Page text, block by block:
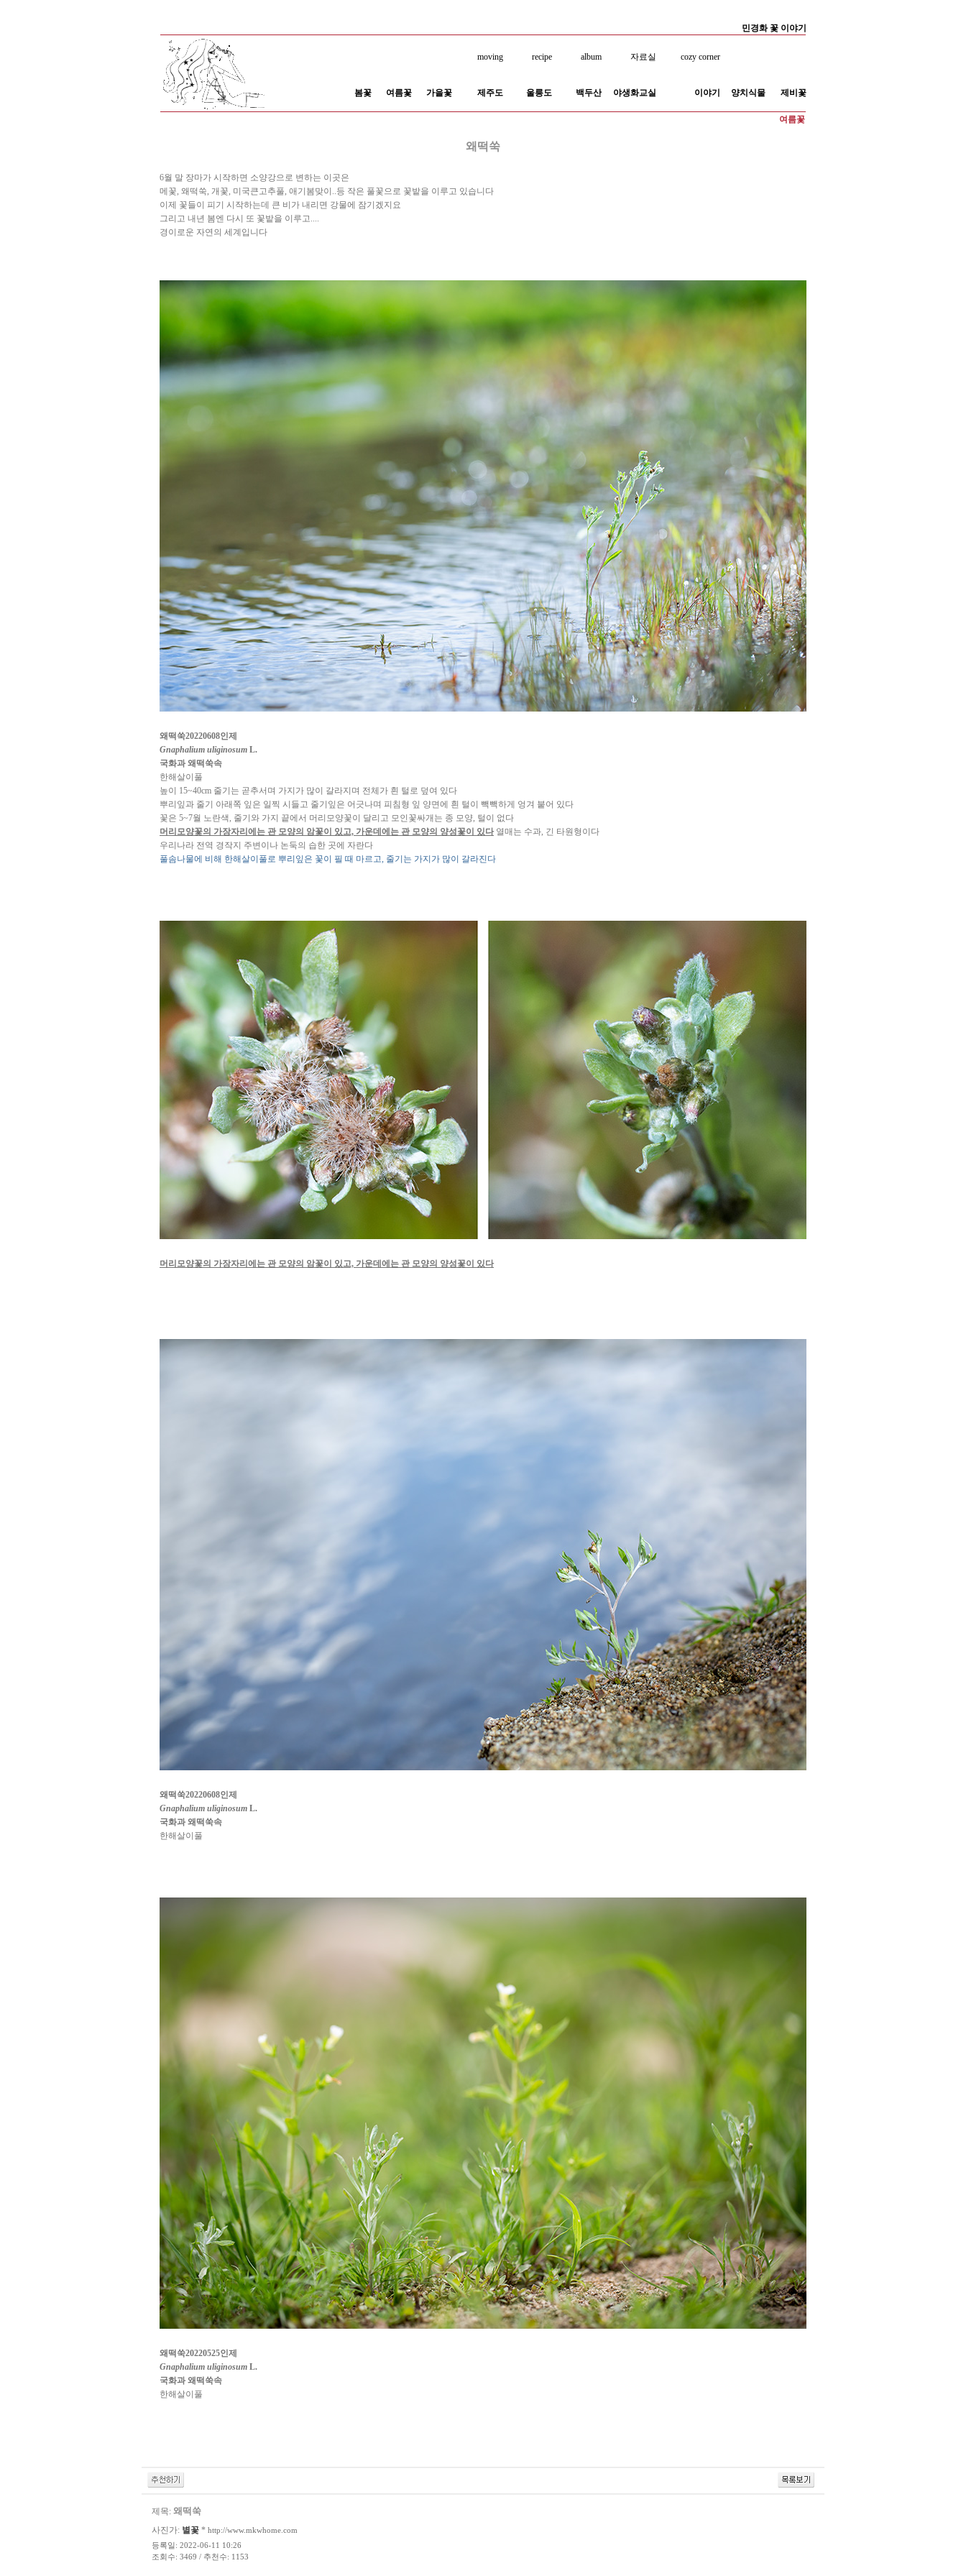
민경화 꽃 이야기
moving recipe album 자료실 cozy corner
봄꽃 여름꽃 가을꽃 제주도 울릉도 백두산 야생화교실 이야기 양치식물 제비꽃
여름꽃
왜떡쑥
6월 말 장마가 시작하면 소양강으로 변하는 이곳은
메꽃, 왜떡쑥, 개꽃, 미국큰고추풀, 애기봄맞이..등 작은 풀꽃으로 꽃밭을 이루고 있습니다
이제 꽃들이 피기 시작하는데 큰 비가 내리면 강물에 잠기겠지요
그리고 내년 봄엔 다시 또 꽃밭을 이루고....
경이로운 자연의 세계입니다
왜떡쑥20220608인제
Gnaphalium uliginosum L.
국화과 왜떡쑥속
한해살이풀
높이 15~40cm 줄기는 곧추서며 가지가 많이 갈라지며 전체가 흰 털로 덮여 있다
뿌리잎과 줄기 아래쪽 잎은 일찍 시들고 줄기잎은 어긋나며 피침형 잎 양면에 흰 털이 빽빽하게 엉겨 붙어 있다
꽃은 5~7월 노란색, 줄기와 가지 끝에서 머리모양꽃이 달리고 모인꽃싸개는 종 모양, 털이 없다
머리모양꽃의 가장자리에는 관 모양의 암꽃이 있고, 가운데에는 관 모양의 양성꽃이 있다열매는 수과, 긴 타원형이다
우리나라 전역 경작지 주변이나 논둑의 습한 곳에 자란다
풀솜나물에 비해 한해살이풀로 뿌리잎은 꽃이 필 때 마르고, 줄기는 가지가 많이 갈라진다
머리모양꽃의 가장자리에는 관 모양의 암꽃이 있고, 가운데에는 관 모양의 양성꽃이 있다
왜떡쑥20220608인제
Gnaphalium uliginosum L.
국화과 왜떡쑥속
한해살이풀
왜떡쑥20220525인제
Gnaphalium uliginosum L.
국화과 왜떡쑥속
한해살이풀
제목: 왜떡쑥
사진가: 별꽃 * http://www.mkwhome.com
등록일: 2022-06-11 10:26
조회수: 3469 / 추천수: 1153